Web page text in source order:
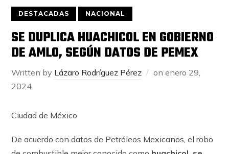
DESTACADAS NACIONAL
SE DUPLICA HUACHICOL EN GOBIERNO
DE AMLO, SEGÚN DATOS DE PEMEX
Written by Lázaro Rodríguez Pérez onenero 29,
2024
Ciudad de México
De acuerdo con datos de Petróleos Mexicanos, el robo